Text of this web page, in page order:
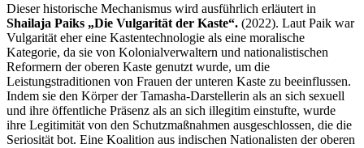
Dieser historische Mechanismus wird ausführlich erläutert in
Shailaja Paiks „Die Vulgarität der Kaste“. (2022). Laut Paik war
Vulgarität eher eine Kastentechnologie als eine moralische
Kategorie, da sie von Kolonialverwaltern und nationalistischen
Reformern der oberen Kaste genutzt wurde, um die
Leistungstraditionen von Frauen der unteren Kaste zu beeinflussen.
Indem sie den Körper der Tamasha-Darstellerin als an sich sexuell
und ihre öffentliche Präsenz als an sich illegitim einstufte, wurde
ihre Legitimität von den Schutzmaßnahmen ausgeschlossen, die die
Seriosität bot. Eine Koalition aus indischen Nationalisten der oberen